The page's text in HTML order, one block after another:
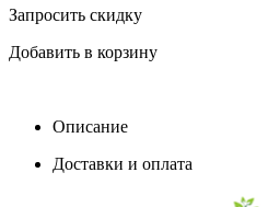
Запросить скидку
Добавить в корзину
Описание
Доставки и оплата